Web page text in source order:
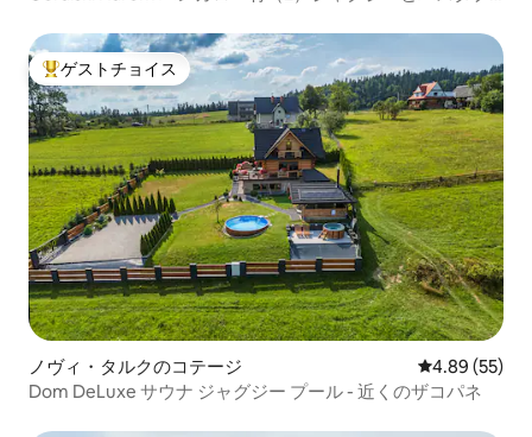
大好評のゲストチョイスです。
ゲストチョイス
ノヴィ・タルクのコテージ レビュー55
4.89 (55)
Dom DeLuxe サウナ ジャグジー プール - 近くのザコパネ